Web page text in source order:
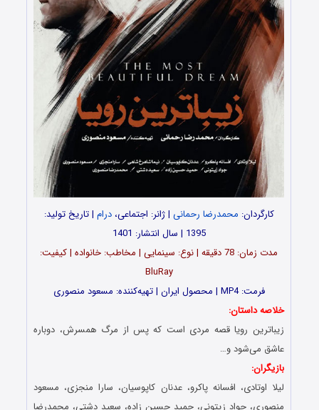
کارگردان: محمدرضا رحمانی | ژانر: اجتماعی،درام | تاریخ تولید:
1395 | سال انتشار: 1401
مدت‌‌ زمان: 78 دقیقه | نوع: سینمایی | مخاطب: خانواده | کیفیت:
BluRay
فرمت: MP4 | محصول ایران | تهیه‎‌‌کننده: مسعود منصوری
خلاصه داستان:
زیباترین رویا قصه مردی است که پس از مرگ همسرش، دوباره
عاشق می‌شود و…
بازیگران:
لیلا اوتادی، افسانه پاکرو، عدنان کاپوسیان، سارا منجزی، مسعود
منصوری، جواد زیتونی، حمید حسین زاده، سعید دشتی، محمدرضا